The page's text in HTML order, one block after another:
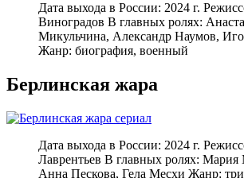
Дата выхода в России: 2024 г.
Виноградов В главных ролях:
Микульчина, Александр Наумов,
Жанр: биография, военный
Берлинская жара
Дата выхода в России: 2024 г.
Лаврентьев В главных ролях:
Анна Пескова, Гела Месхи Жанр: